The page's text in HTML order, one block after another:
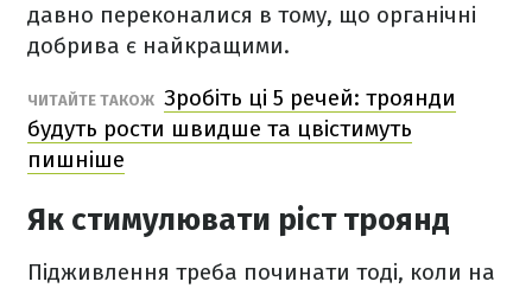
давно переконалися в тому, що органічні
добрива є найкращими.
ЧИТАЙТЕ ТАКОЖ Зробіть ці 5 речей: троянди
будуть рости швидше та цвістимуть
пишніше
Як стимулювати ріст троянд
Підживлення треба починати тоді, коли на